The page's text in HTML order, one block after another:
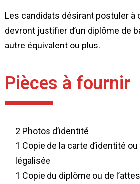
Les candidats désirant postuler à
devront justifier d’un diplôme de
autre équivalent ou plus.
Pièces à fournir
2 Photos d’identité
1 Copie de la carte d’identité
légalisée
1 Copie du diplôme ou de